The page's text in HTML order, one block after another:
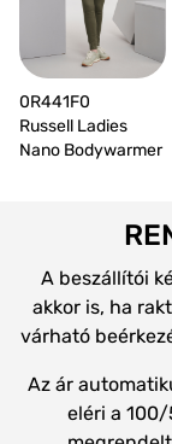
0R441F0
Russell Ladies
Nano Bodywarmer
A beszállítói
akkor is, ha
várható
Az ár
eléri a